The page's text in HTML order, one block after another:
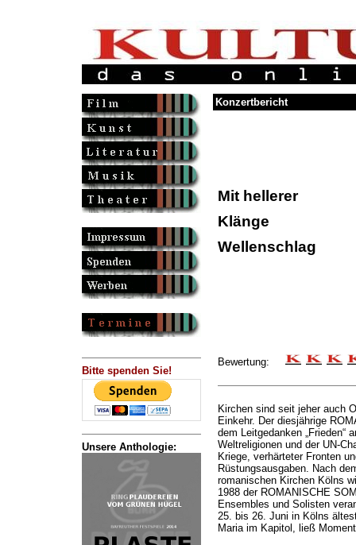
Bitte spenden Sie!
Unsere Anthologie:
Konzertbericht
Mit hellerer
Klänge
Wellenschlag
Bewertung:
Kirchen sind seit jeher auch
Einkehr. Der diesjährige
dem Leitgedanken „Frieden“
Weltreligionen und der UN-
Kriege, verhärteter Fronten
Rüstungsausgaben. Nach
romanischen Kirchen Kölns
1988 der ROMANISCHE
Ensembles und Solisten
25. bis 26. Juni in Kölns
Maria im Kapitol, ließ